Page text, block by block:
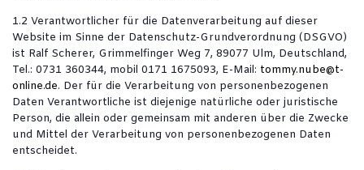
1.2 Verantwortlicher für die Datenverarbeitung auf dieser
Website im Sinne der Datenschutz-Grundverordnung (DSGVO)
ist Ralf Scherer, Grimmelfinger Weg 7, 89077 Ulm, Deutschland,
Tel.: 0731 360344, mobil 0171 1675093, E-Mail: tommy.nube@t-
online.de. Der für die Verarbeitung von personenbezogenen
Daten Verantwortliche ist diejenige natürliche oder juristische
Person, die allein oder gemeinsam mit anderen über die Zwecke
und Mittel der Verarbeitung von personenbezogenen Daten
entscheidet.